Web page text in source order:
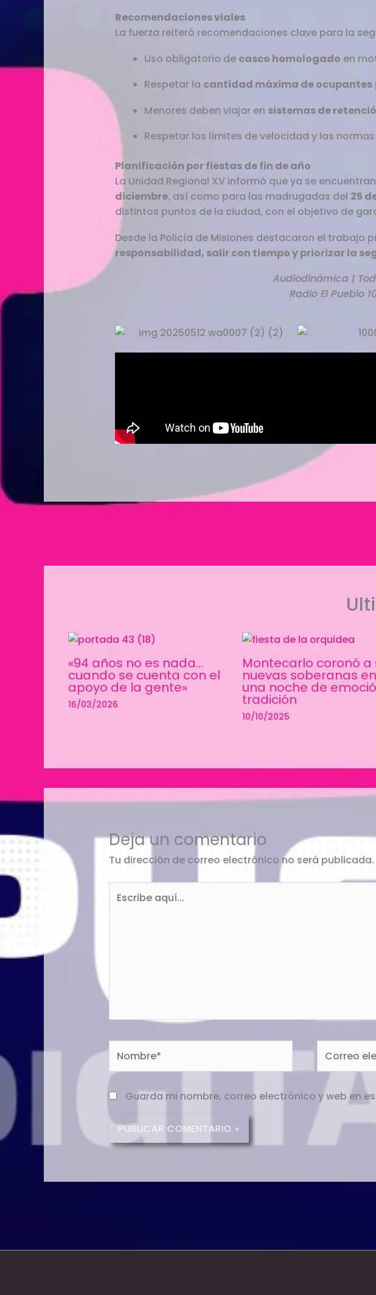
Recomendaciones viales
La fuerza reiteró recomendaciones clave para la
Uso obligatorio de casco homologado en
Respetar la cantidad máxima de ocupantes
Menores deben viajar en sistemas de
Respetar los límites de velocidad y las
Planificación por fiestas de fin de año
La Unidad Regional XV informó que ya se encuentran
diciembre, así como para las madrugadas del 25
distintos puntos de la ciudad, con el objetivo de
Desde la Policía de Misiones destacaron el trabajo
responsabilidad, salir con tiempo y priorizar la
Audiodinámica |
Radio El Pueblo
«94 años no es nada…
cuando se cuenta con el
apoyo de la gente»
16/03/2026
Montecarlo coronó a
nuevas soberanas en
una noche de
tradición
10/10/2025
Deja un comentario
Tu dirección de correo electrónico no será publicada.
aquí...
Guarda mi nombre, correo electrónico y web en